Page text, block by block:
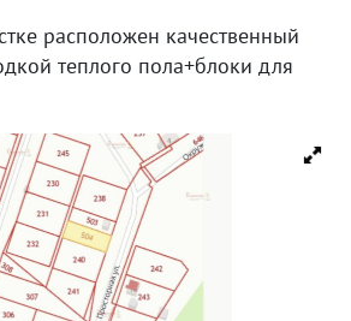
расположен качественный
теплого пола+блоки для
300*600) продаются за
В подарок проект дома!
инфраструктура:
общественного транспорта и